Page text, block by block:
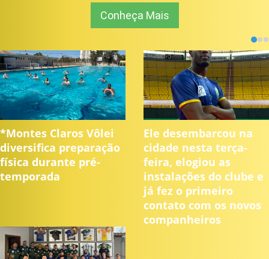
Conheça Mais
*Montes Claros Vôlei
diversifica preparação
física durante pré-
temporada
Ele desembarcou na
cidade nesta terça-
feira, elogiou as
instalações do clube e
já fez o primeiro
contato com os novos
companheiros